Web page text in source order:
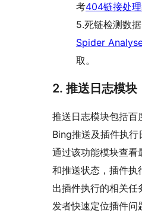
考404链接处
5.死链检测数
Spider
取。
2. 推送日志模块
推送日志模块包括百
Bing推送及插件执行
通过该功能模块查看
和推送状态，插件执
出插件执行的相关任
发者快速定位插件问